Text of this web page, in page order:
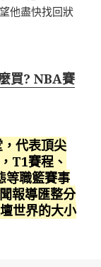
他盡快找回狀
買? NBA賽
代表頂尖
T1賽程、
等職籃賽事
報導匯整分
世界的大小